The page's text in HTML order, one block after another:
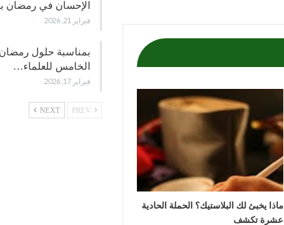
ماذا يخبئ لك البلاستيك؟ الحملة الحادية
عشرة تكشف
الإحسان في رمضان بـ
فبراير 21, 2026
بمناسبة حلول
الخامس للعلماء…
فبراير 17, 2026
NEXT